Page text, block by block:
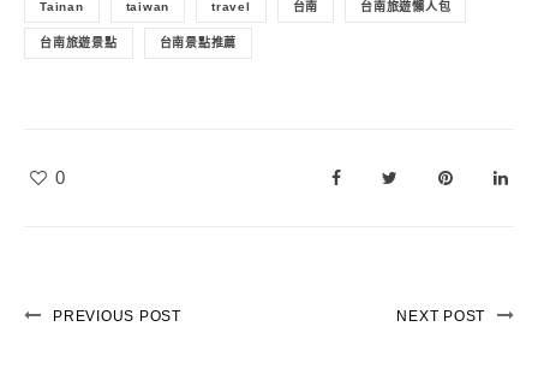
Tainan taiwan travel 台南 台南旅遊懶人包
台南旅遊景點 台南景點推薦
0
PREVIOUS POST NEXT POST